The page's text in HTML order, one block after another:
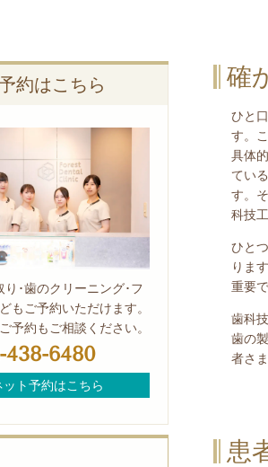
確
ひと
す。
具体
てい
す。
科技
ひと
りま
重要で
歯科
歯の
者さ
患
約はこちら
り･歯のクリーニング･フ
もご予約いただけます。
予約もご相談ください。
438-6480
ット予約はこちら